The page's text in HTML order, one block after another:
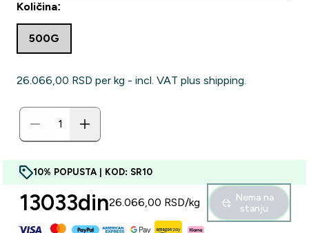
Količina:
500G
26.066,00 RSD‎ per kg - incl. VAT plus shipping.
10% POPUSTA | KOD: SR10
13033din‎26.066,00 RSD‎/kg
Nema na
stanju